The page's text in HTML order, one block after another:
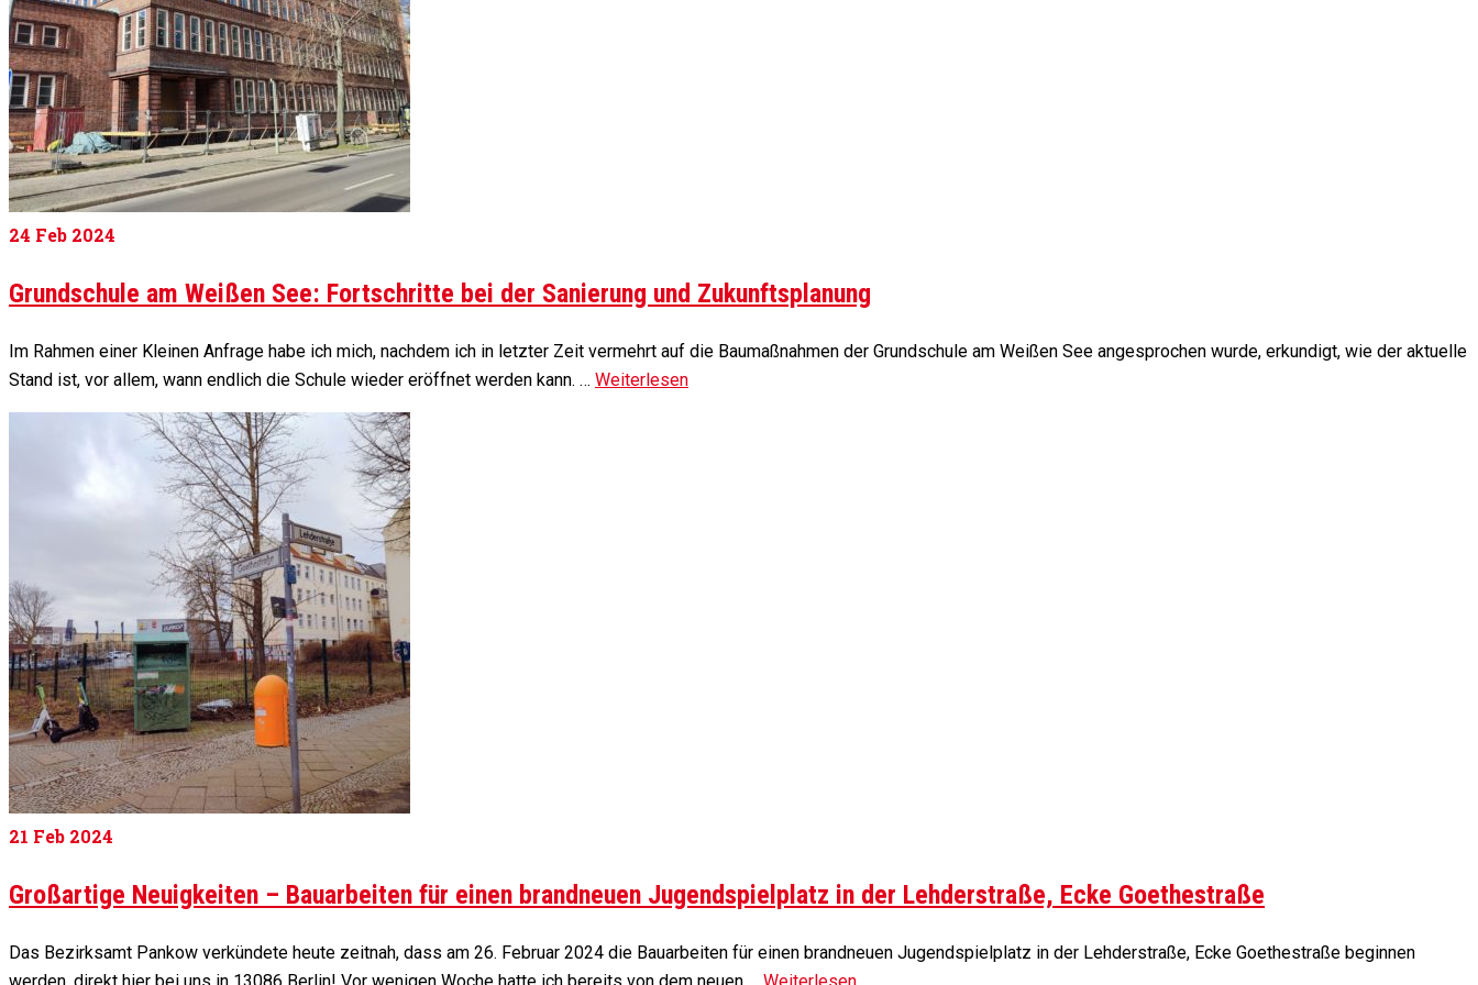
24 Feb 2024
Grundschule am Weißen See: Fortschritte bei der Sanierung und Zukunftsplanung
Im Rahmen einer Kleinen Anfrage habe ich mich, nachdem ich in letzter Zeit vermehrt auf die Baumaßnahmen der Grundschule am Weißen See angesprochen wurde, erkundigt, wie der aktuelle
Stand ist, vor allem, wann endlich die Schule wieder eröffnet werden kann. … Weiterlesen
21 Feb 2024
Großartige Neuigkeiten – Bauarbeiten für einen brandneuen Jugendspielplatz in der Lehderstraße, Ecke Goethestraße
Das Bezirksamt Pankow verkündete heute zeitnah, dass am 26. Februar 2024 die Bauarbeiten für einen brandneuen Jugendspielplatz in der Lehderstraße, Ecke Goethestraße beginnen